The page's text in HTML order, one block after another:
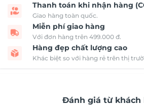
Thanh toán khi nhận hàng
Giao hàng toàn quốc.
Miễn phí giao hàng
Với đơn hàng trên 499.000 đ.
Hàng đẹp chất lượng cao
Khác biệt so với hàng rẻ trên thị
Đánh giá từ khách